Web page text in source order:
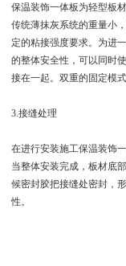
保温装饰一体板为轻型板
传统薄抹灰系统的重量小
定的粘接强度要求。为进
的整体安全性，可以同时
接在一起。双重的固定模
3.接缝处理
在进行安装施工保温装饰
当整体安装完成，板材底
候密封胶把接缝处密封，
性。